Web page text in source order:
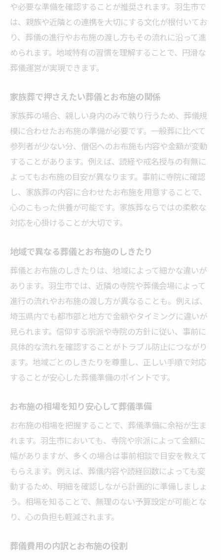
お布施を渡す際の作法や注意点まとめ
宗教ごとの葬儀マナーとお布施の違い
家族葬で気をつけたい地域ならではの配慮
実例から学ぶ葬儀とお布施のマナー
埼玉県羽生市におけるお布施の考え方
葬儀で重視されるお布施の意味と役割
羽生市で広がるお布施の考え方の特徴
お布施の額に迷う場合の判断ポイント
家族葬とお布施の考え方の違いを知る
地域の伝統が生きるお布施の渡し方
葬儀の流れの中でのお布施の位置付け
お坊さんへのお礼と葬儀費用の違いとは
お坊さんへのお礼と葬儀費用の違い
費用管理で見落としがちなお布施の扱い
家族葬におけるお坊さんへのお礼の工夫
葬儀費用とお布施の明確な区別を知る
お布施と葬儀費用の相場を実例から解説
家族葬を安心して行うための費用ポイント
家族葬で抑えておきたい葬儀費用の要点
安心して家族葬を行うための費用管理術
お布施を含めた家族葬の予算計画例
葬儀の費用削減とお布施の考え方の両立
身近な実例で学ぶ家族葬の費用準備
地域特有の葬儀事情を知り不安を解消する
葬儀の不安を解消する地域情報の活用術
羽生市の葬儀でよくある疑問と対策例
お布施の渡し方に迷ったときの対応策
家族葬に関する地域特有の疑問を解説
葬儀費用の不安を減らすための地域の知恵
安心して葬儀を迎えるための最終確認
や必要な準備を確認することが推奨されます。羽生市で
は、親族や近隣との連携を大切にする文化が根付いてお
り、葬儀の進行やお布施の渡し方もその流れに沿って進
められます。地域特有の習慣を理解することで、円滑な
葬儀運営が実現できます。
家族葬で押さえたい葬儀とお布施の関係
家族葬の場合、親しい身内のみで執り行うため、葬儀規
模に合わせたお布施の準備が必要です。一般葬に比べて
参列者が少ない分、僧侶へのお布施も内容や金額が変動
することがあります。例えば、読経や戒名授与の有無に
よってもお布施の目安が異なります。事前に寺院に確認
し、家族葬の内容に合わせたお布施を用意することで、
心のこもった供養が可能です。家族葬ならではの柔軟な
対応を心掛けることが大切です。
地域で異なる葬儀とお布施のしきたり
葬儀とお布施のしきたりは、地域によって細かな違いが
あります。羽生市では、近隣の寺院や葬儀会場によって
進行の流れやお布施の渡し方が異なることも。例えば、
埼玉県内でも都市部と地方で金額やタイミングに違いが
見られます。信仰する宗派や寺院の方針に従い、事前に
具体的な流れを確認することがトラブル防止につながり
ます。地域ごとのしきたりを尊重し、正しい手順で対応
することが安心した葬儀準備のポイントです。
お布施の相場を知り安心して葬儀準備
お布施の相場を把握することで、葬儀準備に余裕が生ま
れます。羽生市においても、寺院や宗派によって金額に
幅がありますが、多くの場合は事前相談で目安を教えて
もらえます。例えば、葬儀内容や読経回数によっても変
動するため、明細を確認しながら計画的に準備しましょ
う。相場を知ることで、無理のない予算設定が可能とな
り、心の負担も軽減されます。
葬儀費用の内訳とお布施の役割